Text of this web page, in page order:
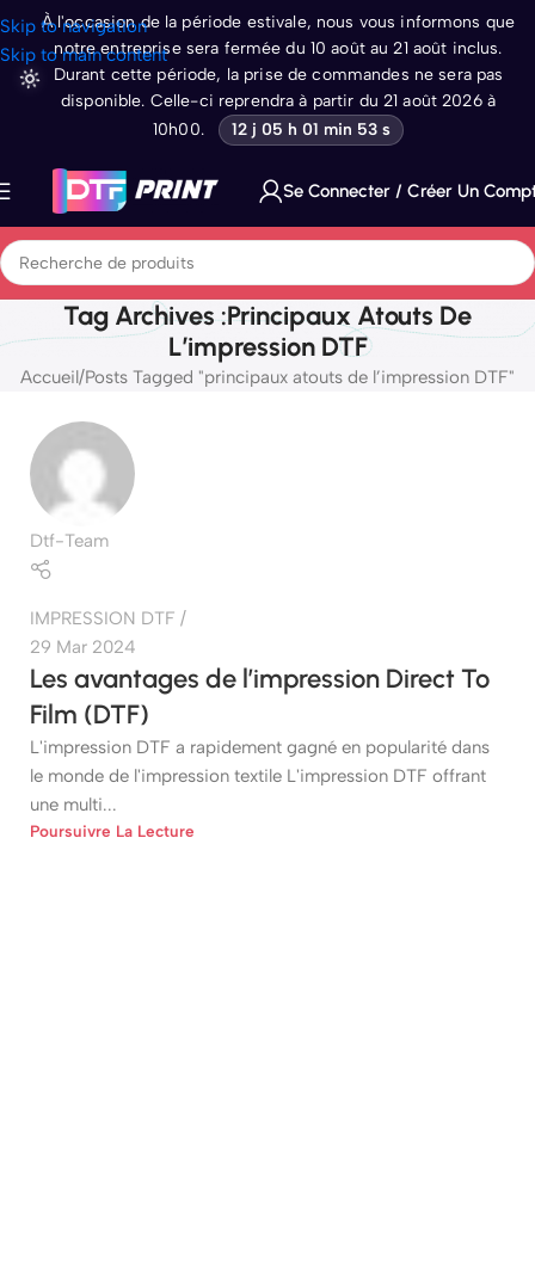
À l'occasion de la période estivale, nous vous informons que
notre entreprise sera fermée du 10 août au 21 août inclus.
Durant cette période, la prise de commandes ne sera pas
disponible. Celle-ci reprendra à partir du 21 août 2026 à
10h00.
12 j 05 h 01 min 52 s
Skip to navigation
Skip to main content
Se Connecter / Créer Un
Tag Archives :principaux Atouts De
L’impression DTF
Accueil Posts Tagged "principaux atouts de l’impression DTF"
Dtf-Team
IMPRESSION DTF
29 Mar 2024
Les avantages de l’impression Direct To
Film (DTF)
L'impression DTF a rapidement gagné en popularité dans
le monde de l'impression textile L'impression DTF offrant
une multi...
Poursuivre La Lecture